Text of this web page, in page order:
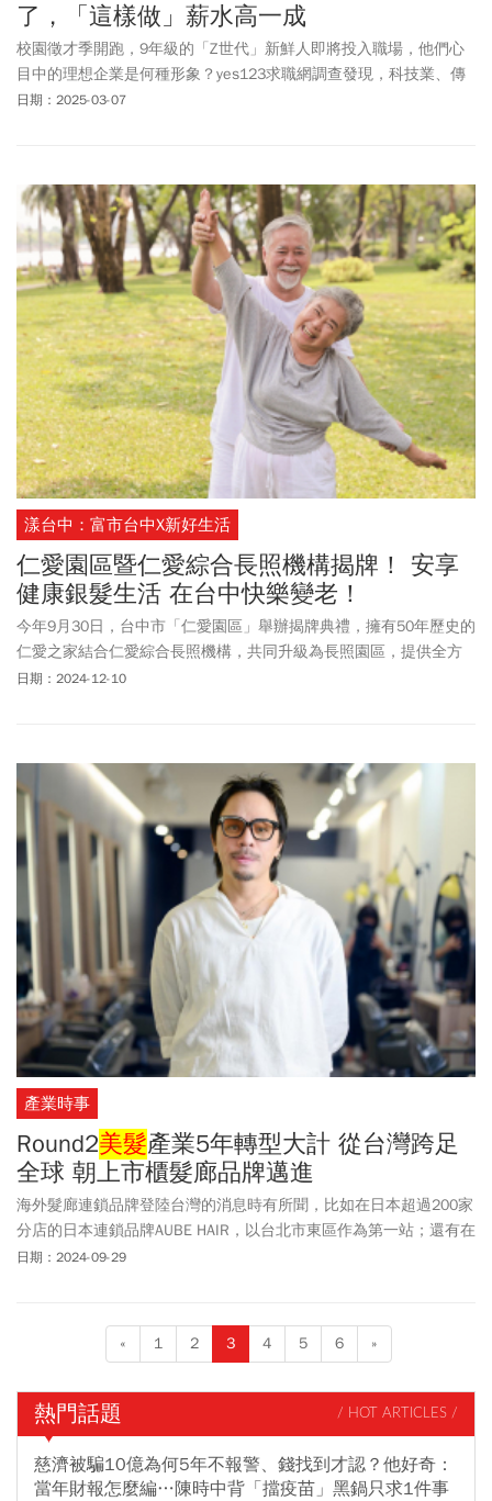
了，「這樣做」薪水高一成
校園徵才季開跑，9年級的「Z世代」新鮮人即將投入職場，他們心
目中的理想企業是何種形象？yes123求職網調查發現，科技業、傳
產、金融業的求職首選，分別是護國神山「台積電」、「長榮集
日期：2025-03-07
漾台中：富市台中X新好生活
仁愛園區暨仁愛綜合長照機構揭牌！ 安享
健康銀髮生活 在台中快樂變老！
今年9月30日，台中市「仁愛園區」舉辦揭牌典禮，擁有50年歷史的
仁愛之家結合仁愛綜合長照機構，共同升級為長照園區，提供全方
位、高品質的服務，為台中長者與身障朋友謀福祉，實現「健康老
日期：2024-12-10
產業時事
Round2美髮產業5年轉型大計 從台灣跨足
全球 朝上市櫃髮廊品牌邁進
海外髮廊連鎖品牌登陸台灣的消息時有所聞，比如在日本超過200家
分店的日本連鎖品牌AUBE HAIR，以台北市東區作為第一站；還有在
日本設有逾50家分店的TRUTH TOKYO JAPEN，選擇天母作為海外首
開店，並同步展開加拿大溫哥華、美國、中國、新加坡等國的拓店
計畫，希望可以做到華人第一髮廊品牌，最終進入資本市場往上市
日期：2024-09-29
« 1 2 3 4 5 6 »
熱門話題 / HOT ARTICLES /
慈濟被騙10億為何5年不報警、錢找到才認？他好奇：
當年財報怎麼編…陳時中背「擋疫苗」黑鍋只求1件事